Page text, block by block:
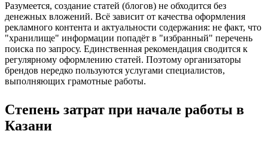
Разумеется, создание статей (блогов) не обходится без
денежных вложений. Всё зависит от качества оформления
рекламного контента и актуальности содержания: не факт, что
"хранилище" информации попадёт в "избранный" перечень
поиска по запросу. Единственная рекомендация сводится к
регулярному оформлению статей. Поэтому организаторы
брендов нередко пользуются услугами специалистов,
выполняющих грамотные работы.
Степень затрат при начале работы в
Казани